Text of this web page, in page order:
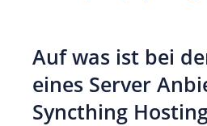
Auf was ist bei
eines Server
Syncthing